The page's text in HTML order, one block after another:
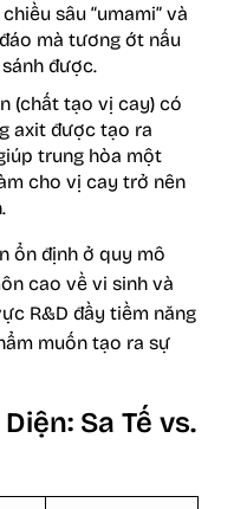
sâu “umami” và
mà tương ớt nấu
được.
(chất tạo vị cay) có
axit được tạo ra
trung hòa một
cho vị cay trở nên
ổn định ở quy mô
cao về vi sinh và
R&D đầy tiềm năng
muốn tạo ra sự
Sa Tế vs.